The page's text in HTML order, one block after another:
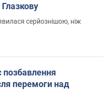
серйознішою, ніж
перемоги над